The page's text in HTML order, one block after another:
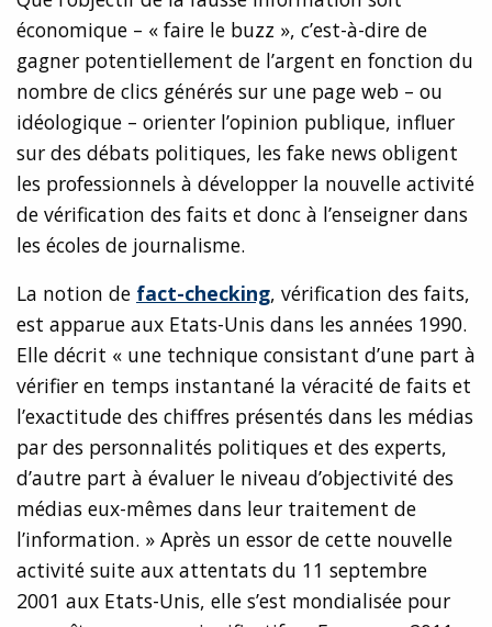
économique – « faire le buzz », c’est-à-dire de
gagner potentiellement de l’argent en fonction du
nombre de clics générés sur une page web – ou
idéologique – orienter l’opinion publique, influer
sur des débats politiques, les fake news obligent
les professionnels à développer la nouvelle activité
de vérification des faits et donc à l’enseigner dans
les écoles de journalisme.
La notion de fact-checking, vérification des faits,
est apparue aux Etats-Unis dans les années 1990.
Elle décrit « une technique consistant d’une part à
vérifier en temps instantané la véracité de faits et
l’exactitude des chiffres présentés dans les médias
par des personnalités politiques et des experts,
d’autre part à évaluer le niveau d’objectivité des
médias eux-mêmes dans leur traitement de
l’information. » Après un essor de cette nouvelle
activité suite aux attentats du 11 septembre
2001 aux Etats-Unis, elle s’est mondialisée pour